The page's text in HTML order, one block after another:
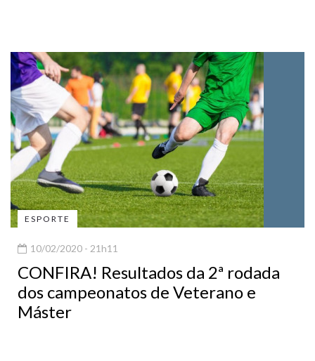
ESPORTE
10/02/2020 - 21h11
CONFIRA! Resultados da 2ª rodada
dos campeonatos de Veterano e
Máster